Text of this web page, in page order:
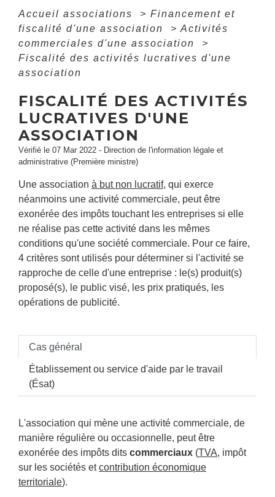
Accueil associations > Financement et
fiscalité d'une association
> Activités
commerciales d'une association
>
Fiscalité des activités lucratives d'une
association
FISCALITÉ DES ACTIVITÉS
LUCRATIVES D'UNE
ASSOCIATION
Vérifié le 07 Mar 2022 - Direction de l'information légale et
administrative (Première ministre)
Une association à but non lucratif, qui exerce
néanmoins une activité commerciale, peut être
exonérée des impôts touchant les entreprises si elle
ne réalise pas cette activité dans les mêmes
conditions qu'une société commerciale. Pour ce faire,
4 critères sont utilisés pour déterminer si l'activité se
rapproche de celle d'une entreprise : le(s) produit(s)
proposé(s), le public visé, les prix pratiqués, les
opérations de publicité.
Cas général
Établissement ou service d'aide par le travail
(Ésat)
L'association qui mène une activité commerciale, de
manière régulière ou occasionnelle, peut être
exonérée des impôts dits commerciaux (TVA, impôt
sur les sociétés etcontribution économique
territoriale).